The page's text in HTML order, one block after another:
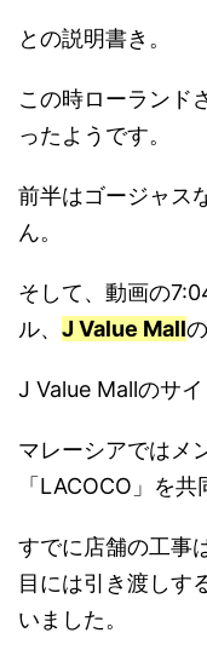
との説明書き。
この時ローランド
ったようです。
前半はゴージャス
ん。
そして、動画の
ル、 J Value Mall
J Value Mallのサ
マレーシアではメ
「LACOCO」を
すでに店舗の工事
目には引き渡しす
いました。